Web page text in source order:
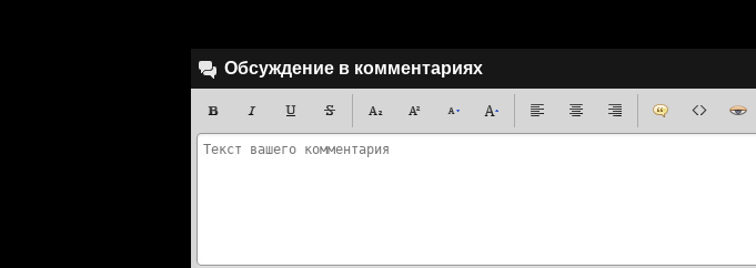
Обсуждение в комментариях